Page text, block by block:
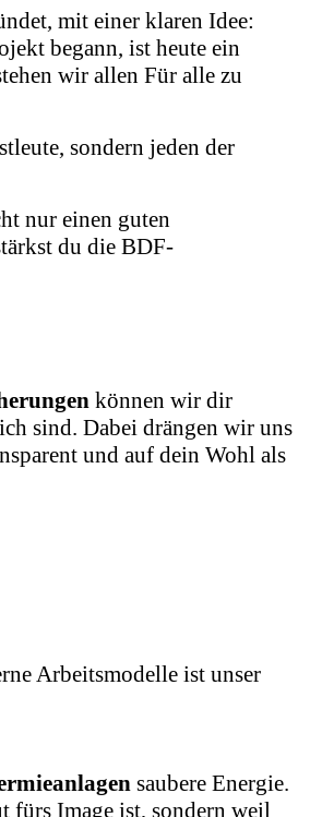
mit einer klaren Idee:
begann, ist heute ein
wir allen Für alle zu
sondern jeden der
nur einen guten
du die BDF-
können wir dir
sind. Dabei drängen wir uns
und auf dein Wohl als
Arbeitsmodelle ist unser
saubere Energie.
fürs Image ist, sondern weil